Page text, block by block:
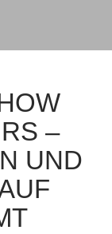
–
UND